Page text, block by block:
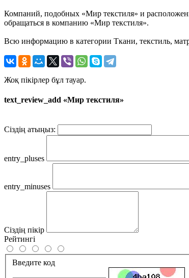
Компаний, подобных «Мир текстиля» и
обращаться в компанию «Мир текстиля».
Всю информацию в категории Ткани, текстиль,
Жоқ пікірлер бұл тауар.
text_review_add «Мир текстиля»
Сіздің атыңыз:
entry_pluses
entry_minuses
Сіздің пікір
Рейтингі
Введите код